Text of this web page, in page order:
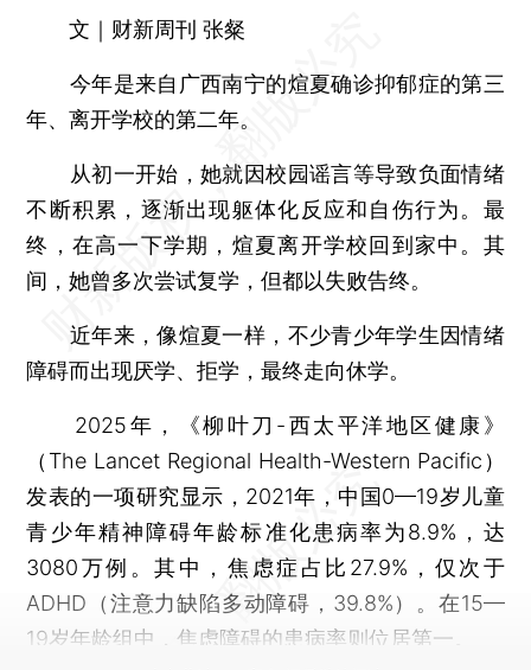
文｜财新周刊 张粲
今年是来自广西南宁的煊夏确诊抑郁症的第三
年、离开学校的第二年。
从初一开始，她就因校园谣言等导致负面情绪
不断积累，逐渐出现躯体化反应和自伤行为。最
终，在高一下学期，煊夏离开学校回到家中。其
间，她曾多次尝试复学，但都以失败告终。
近年来，像煊夏一样，不少青少年学生因情绪
障碍而出现厌学、拒学，最终走向休学。
2025年，《柳叶刀-西太平洋地区健康》
（The Lancet Regional Health-Western Pacific）
发表的一项研究显示，2021年，中国0—19岁儿童
青少年精神障碍年龄标准化患病率为8.9%，达
3080万例。其中，焦虑症占比27.9%，仅次于
ADHD（注意力缺陷多动障碍，39.8%）。在15—
19岁年龄组中，焦虑障碍的患病率则位居第一。